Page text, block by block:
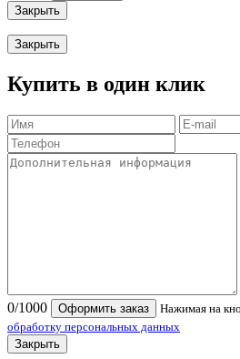
Закрыть
Закрыть
Купить в один клик
0/1000 Оформить заказ
Нажимая на
обработку персональных данных
Закрыть